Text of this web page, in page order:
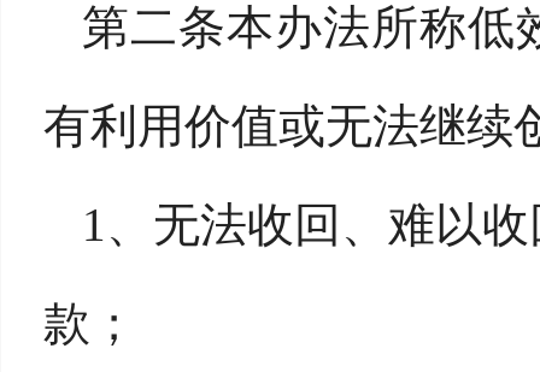
第二条本办法所称低
有利用价值或无法继续
1、无法收回、难以
款；